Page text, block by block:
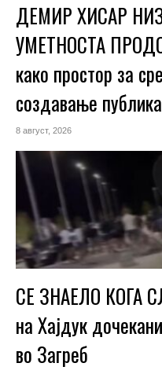
ДЕМИР ХИСАР
УМЕТНОСТА
како простор за
создавање публика
8 август, 2026
СЕ ЗНАЕЛО КОГА
на Хајдук
во Загреб